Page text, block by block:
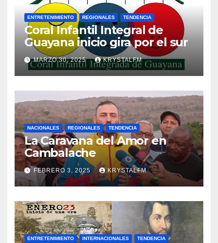
ENTRETENIMIENTO REGIONALES TENDENCIA
Coral Infantil Integral de
Guayana inicio gira por el sur
MARZO 30, 2025 KRYSTALFM
NACIONALES REGIONALES TENDENCIA
La Caravana del Amor en
Cambalache
FEBRERO 3, 2025 KRYSTALFM
ENTRETENIMIENTO INTERNACIONALES TENDENCIA